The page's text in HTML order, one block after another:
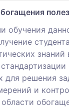
обучения
знаний
для решения
и